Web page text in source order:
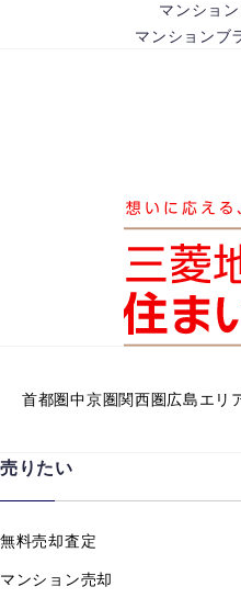
マンショ
マンションブ
首都圏中京圏関西圏広島エリ
売りたい
無料売却査定
マンション売却